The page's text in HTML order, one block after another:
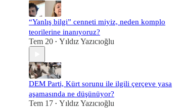
“Yanlış bilgi” cenneti miyiz, neden komplo
teorilerine inanıyoruz?
Tem 20 • Yıldız Yazıcıoğlu
DEM Parti, Kürt sorunu ile ilgili çerçeve yasa
aşamasında ne düşünüyor?
Tem 17 • Yıldız Yazıcıoğlu